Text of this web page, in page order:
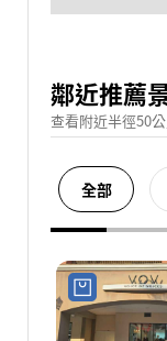
鄰近推薦
查看附近半徑50
全部